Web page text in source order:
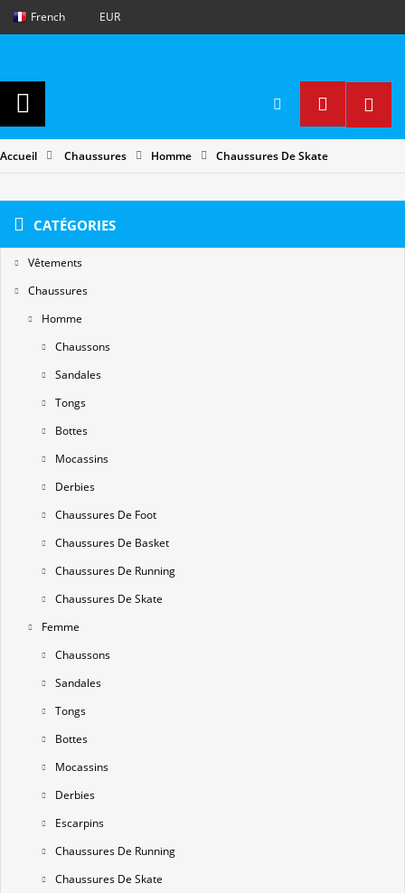
French EUR
Accueil Chaussures Homme Chaussures De Skate
CATÉGORIES
Vêtements
Chaussures
Homme
Chaussons
Sandales
Tongs
Bottes
Mocassins
Derbies
Chaussures De Foot
Chaussures De Basket
Chaussures De Running
Chaussures De Skate
Femme
Chaussons
Sandales
Tongs
Bottes
Mocassins
Derbies
Escarpins
Chaussures De Running
Chaussures De Skate